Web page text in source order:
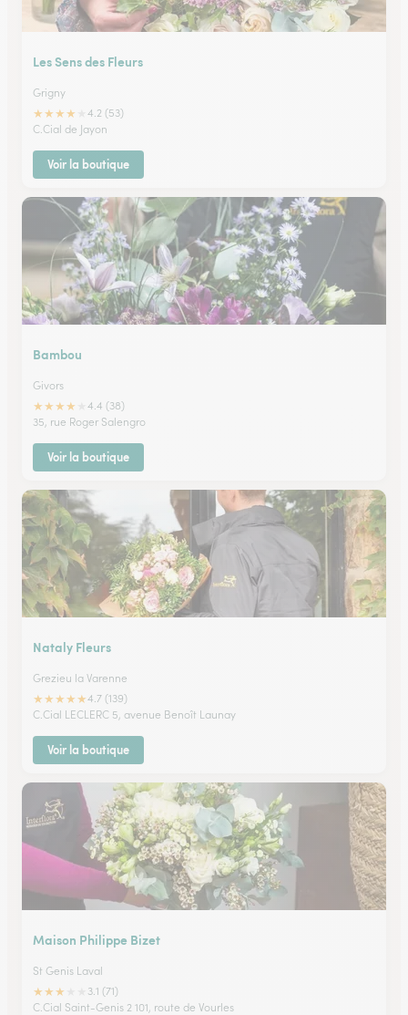
Les Sens des Fleurs
Grigny
★★★★
4.2 (53)
C.Cial de Jayon
Voir la boutique
Bambou
Givors
★★★★
4.4 (38)
35, rue Roger Salengro
Voir la boutique
Nataly Fleurs
Grezieu la Varenne
★★★★★4.7 (139)
C.Cial LECLERC 5, avenue Benoît Launay
Voir la boutique
Maison Philippe Bizet
St Genis Laval
★★★
3.1 (71)
C.Cial Saint-Genis 2 101, route de Vourles